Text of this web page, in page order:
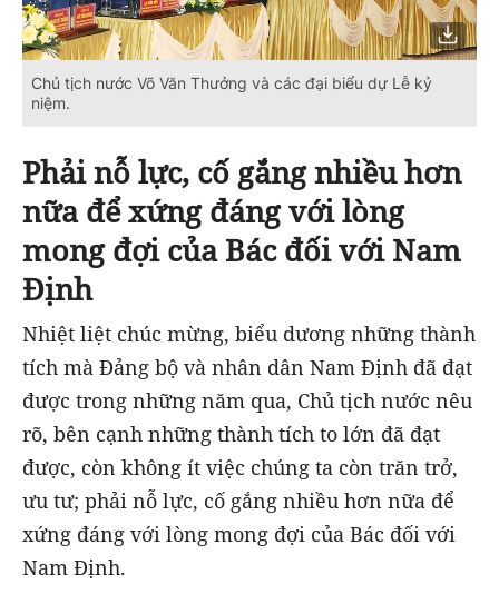
Chủ tịch nước Võ Văn Thưởng và các đại biểu dự Lễ kỷ
niệm.
Phải nỗ lực, cố gắng nhiều hơn
nữa để xứng đáng với lòng
mong đợi của Bác đối với Nam
Định
Nhiệt liệt chúc mừng, biểu dương những thành
tích mà Đảng bộ và nhân dân Nam Định đã đạt
được trong những năm qua, Chủ tịch nước nêu
rõ, bên cạnh những thành tích to lớn đã đạt
được, còn không ít việc chúng ta còn trăn trở,
ưu tư; phải nỗ lực, cố gắng nhiều hơn nữa để
xứng đáng với lòng mong đợi của Bác đối với
Nam Định.